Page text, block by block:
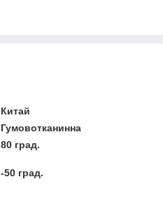
Китай
Гумовотканинна
80 град.
-50 град.